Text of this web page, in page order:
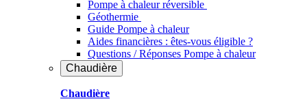
Pompe à chaleur réversible
Géothermie
Guide Pompe à chaleur
Aides financières : êtes-vous éligible ?
Questions / Réponses Pompe à chaleur
Chaudière
Chaudière